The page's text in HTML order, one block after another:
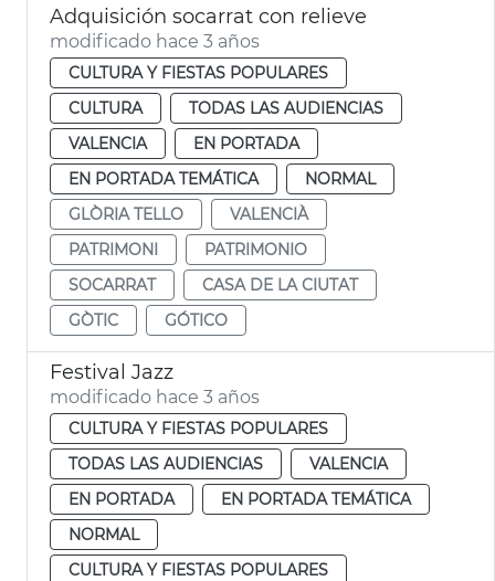
Adquisición socarrat con relieve
modificado hace 3 años
CULTURA Y FIESTAS POPULARES
CULTURA
TODAS LAS AUDIENCIAS
VALENCIA
EN PORTADA
EN PORTADA TEMÁTICA
NORMAL
GLÒRIA TELLO
VALENCIÀ
PATRIMONI
PATRIMONIO
SOCARRAT
CASA DE LA CIUTAT
GÒTIC
GÓTICO
Festival Jazz
modificado hace 3 años
CULTURA Y FIESTAS POPULARES
TODAS LAS AUDIENCIAS
VALENCIA
EN PORTADA
EN PORTADA TEMÁTICA
NORMAL
CULTURA Y FIESTAS POPULARES